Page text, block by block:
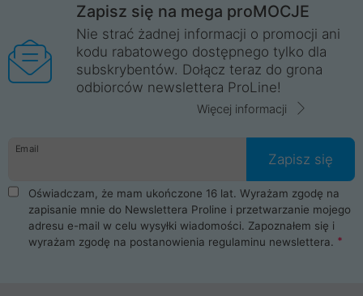
Zapisz się na mega proMOCJE
Nie strać żadnej informacji o promocji ani
kodu rabatowego dostępnego tylko dla
subskrybentów. Dołącz teraz do grona
odbiorców newslettera ProLine!
Więcej informacji
Email
Zapisz się
Oświadczam, że mam ukończone 16 lat. Wyrażam zgodę na
zapisanie mnie do Newslettera Proline i przetwarzanie mojego
adresu e-mail w celu wysyłki wiadomości. Zapoznałem się i
wyrażam zgodę na postanowienia regulaminu newslettera.